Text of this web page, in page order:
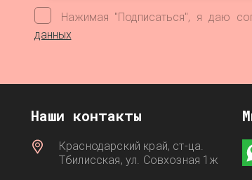
Нажимая "Подписаться", я даю
данных
Наши контакты
Краснодарский край, ст-ца.
Тбилисская, ул. Совхозная 1ж